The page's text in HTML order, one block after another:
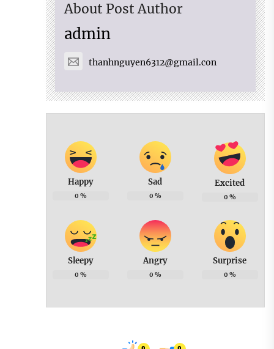
About Post Author
admin
thanhnguyen6312@gmail.con
Happy
0 %
Sad
0 %
Excited
0 %
Sleepy
0 %
Angry
0 %
Surprise
0 %